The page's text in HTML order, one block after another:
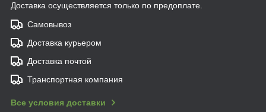
Доставка осуществляется только по предоплате.
Самовывоз
Доставка курьером
Доставка почтой
Транспортная компания
Все условия доставки